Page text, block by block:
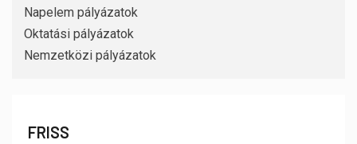
Napelem pályázatok
Oktatási pályázatok
Nemzetközi pályázatok
FRISS